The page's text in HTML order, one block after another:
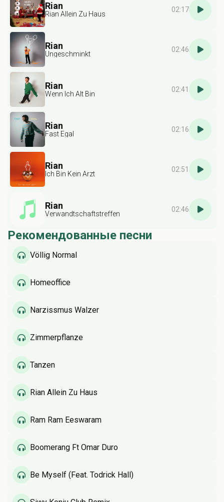
Rian
Rian Allein Zu Haus
02:17
Rian
Ungeschminkt
02:46
Rian
Wenn Ich Alt Bin
02:41
Rian
Fast Egal
02:16
Rian
Ich Bin Kein Arzt
02:51
Rian
Verwandtschaftstreffen
02:46
Рекомендованные песни
Völlig Normal
Homeoffice
Narzissmus Walzer
Zimmerpflanze
Tanzen
Rian Allein Zu Haus
Ram Ram Eeswaram
Boomerang Ft Omar Duro
Be Myself (Feat. Todrick Hall)